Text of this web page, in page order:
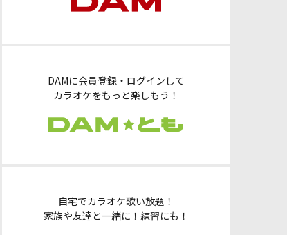
DAMに会員登録・ログインして
カラオケをもっと楽しもう！
自宅でカラオケ歌い放題！
家族や友達と一緒に！練習にも！